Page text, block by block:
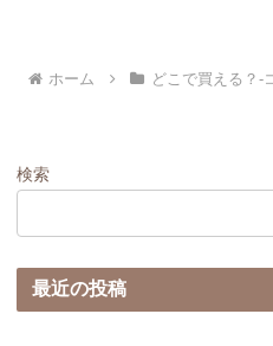
ホーム どこで買える？-
検索
最近の投稿